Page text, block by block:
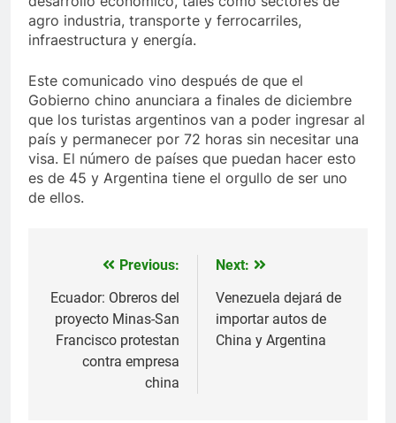
agro industria, transporte y ferrocarriles,
infraestructura y energía.
Este comunicado vino después de que el
Gobierno chino anunciara a finales de diciembre
que los turistas argentinos van a poder ingresar al
país y permanecer por 72 horas sin necesitar una
visa. El número de países que puedan hacer esto
es de 45 y Argentina tiene el orgullo de ser uno
de ellos.
Navegación
de
entradas
Previous:
Ecuador: Obreros del
proyecto Minas-San
Francisco protestan
contra empresa
china
Next:
Venezuela dejará de
importar autos de
China y Argentina